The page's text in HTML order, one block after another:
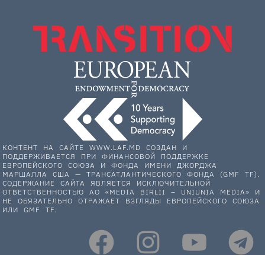
КОНТЕНТ НА САЙТЕ WWW.LAF.MD СОЗДАН И
ПОДДЕРЖИВАЕТСЯ ПРИ ФИНАНСОВОЙ ПОДДЕРЖКЕ
ЕВРОПЕЙСКОГО СОЮЗА И ФОНДА ИМЕНИ ДЖОРДЖА
МАРШАЛЛА США — ТРАНСАТЛАНТИЧЕСКОГО ФОНДА (GMF TF).
СОДЕРЖАНИЕ САЙТА ЯВЛЯЕТСЯ ИСКЛЮЧИТЕЛЬНОЙ
ОТВЕТСТВЕННОСТЬЮ АО «MEDIA BIRLII – UNIUNIA MEDIA» И
НЕ ОБЯЗАТЕЛЬНО ОТРАЖАЕТ ВЗГЛЯДЫ ЕВРОПЕЙСКОГО СОЮЗА
ИЛИ GMF TF.